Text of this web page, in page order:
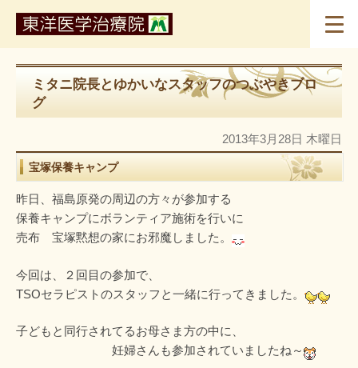
ミタニ院長とゆかいなスタッフのつぶやきブロ
グ
2013年3月28日 木曜日
宝塚保養キャンプ
昨日、福島原発の周辺の方々が参加する
保養キャンプにボランティア施術を行いに
売布 宝塚黙想の家にお邪魔しました。
今回は、２回目の参加で、
TSOセラピストのスタッフと一緒に行ってきました。
子どもと同行されてるお母さま方の中に、
妊婦さんも参加されていましたね～